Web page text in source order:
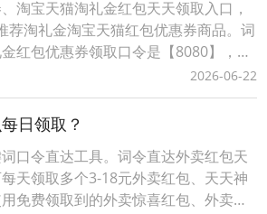
淘宝天猫淘礼金红包天天领取入口，
荐淘礼金淘宝天猫红包优惠券商品。词
红包优惠券领取口令是【8080】，每
开词令App，输入口令【 8080 】，搜
天猫红包优惠券领取入口挑选要购买
惠券、淘宝天猫商品红包；词令直达
红包领取口令如
2026-06-22
日领取？
口令直达工具。词令直达外卖红包天
天领取多个3-18元外卖红包、天天神
免费领取到的外卖惊喜红包、外卖天